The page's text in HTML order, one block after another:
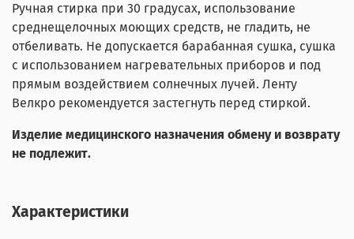
Ручная стирка при 30 градусах, использование
среднещелочных моющих средств, не гладить, не
отбеливать. Не допускается барабанная сушка, сушка
с использованием нагревательных приборов и под
прямым воздействием солнечных лучей. Ленту
Велкро рекомендуется застегнуть перед стиркой.
Изделие медицинского назначения обмену и возврату
не подлежит.
Характеристики